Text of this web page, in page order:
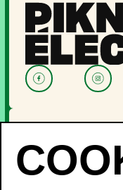
PROGRAMMATION
OFF PIKNIC
PASSES ET BILLETS